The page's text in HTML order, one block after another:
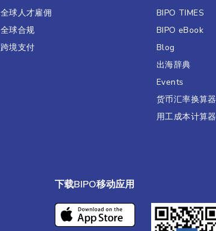
全球人才雇佣
全球合规
跨境支付
BIPO TIMES
BIPO eBook
Blog
出海辞典
Events
货币汇率换算器
用工成本计算器
下载BIPO移动应用